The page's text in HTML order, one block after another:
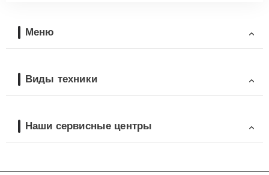
Меню
Виды техники
Наши сервисные центры